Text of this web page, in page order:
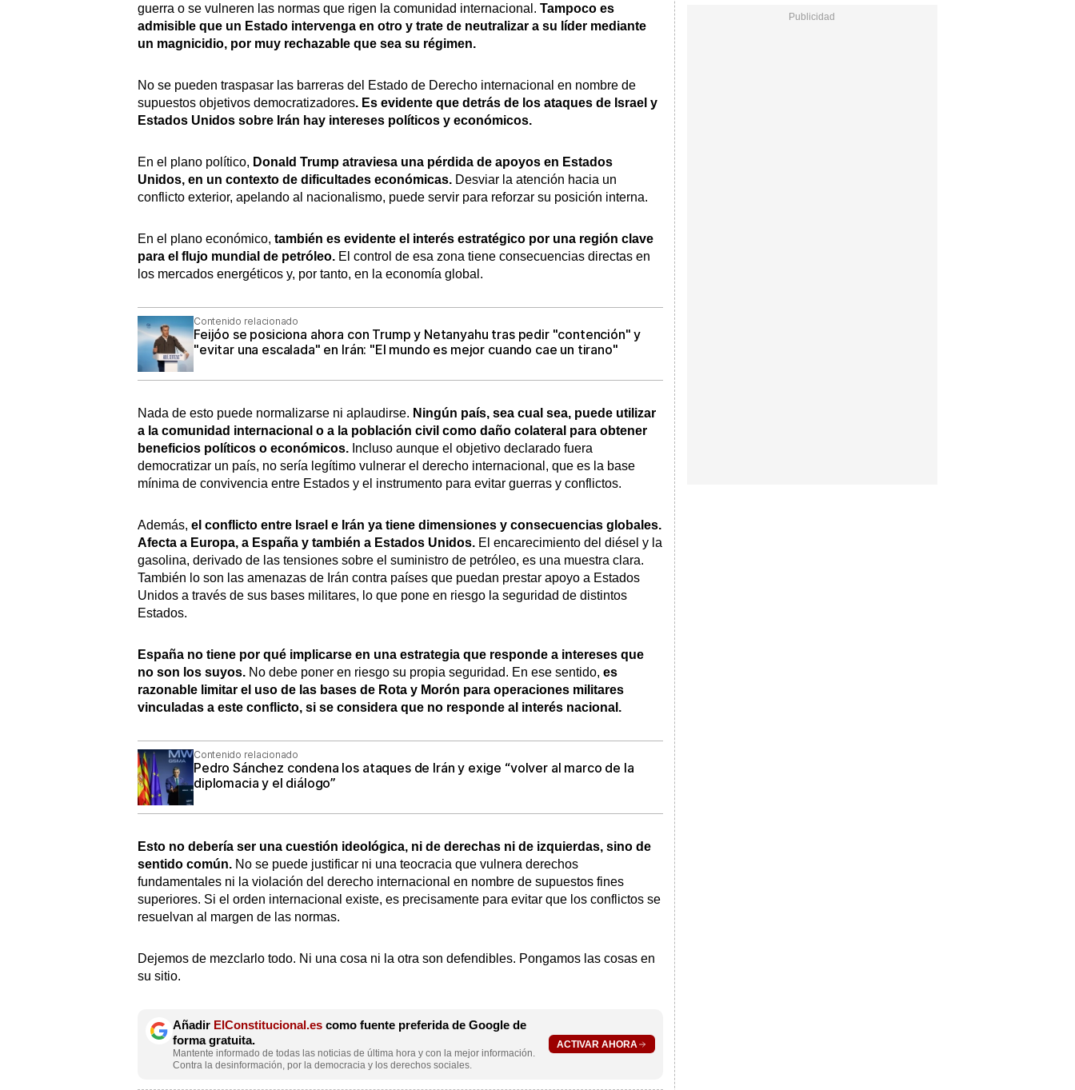
guerra o se vulneren las normas que rigen la comunidad internacional. Tampoco es
admisible que un Estado intervenga en otro y trate de neutralizar a su líder mediante
un magnicidio, por muy rechazable que sea su régimen.
No se pueden traspasar las barreras del Estado de Derecho internacional en nombre de
supuestos objetivos democratizadores. Es evidente que detrás de los ataques de Israel y
Estados Unidos sobre Irán hay intereses políticos y económicos.
En el plano político, Donald Trump atraviesa una pérdida de apoyos en Estados
Unidos, en un contexto de dificultades económicas. Desviar la atención hacia un
conflicto exterior, apelando al nacionalismo, puede servir para reforzar su posición interna.
En el plano económico, también es evidente el interés estratégico por una región clave
para el flujo mundial de petróleo. El control de esa zona tiene consecuencias directas en
los mercados energéticos y, por tanto, en la economía global.
Contenido relacionado
Feijóo se posiciona ahora con Trump y Netanyahu tras pedir "contención" y
"evitar una escalada" en Irán: "El mundo es mejor cuando cae un tirano"
Nada de esto puede normalizarse ni aplaudirse. Ningún país, sea cual sea, puede utilizar
a la comunidad internacional o a la población civil como daño colateral para obtener
beneficios políticos o económicos. Incluso aunque el objetivo declarado fuera
democratizar un país, no sería legítimo vulnerar el derecho internacional, que es la base
mínima de convivencia entre Estados y el instrumento para evitar guerras y conflictos.
Además, el conflicto entre Israel e Irán ya tiene dimensiones y consecuencias globales.
Afecta a Europa, a España y también a Estados Unidos. El encarecimiento del diésel y la
gasolina, derivado de las tensiones sobre el suministro de petróleo, es una muestra clara.
También lo son las amenazas de Irán contra países que puedan prestar apoyo a Estados
Unidos a través de sus bases militares, lo que pone en riesgo la seguridad de distintos
Estados.
España no tiene por qué implicarse en una estrategia que responde a intereses que
no son los suyos. No debe poner en riesgo su propia seguridad. En ese sentido, es
razonable limitar el uso de las bases de Rota y Morón para operaciones militares
vinculadas a este conflicto, si se considera que no responde al interés nacional.
Contenido relacionado
Pedro Sánchez condena los ataques de Irán y exige “volver al marco de la
diplomacia y el diálogo”
Esto no debería ser una cuestión ideológica, ni de derechas ni de izquierdas, sino de
sentido común. No se puede justificar ni una teocracia que vulnera derechos
fundamentales ni la violación del derecho internacional en nombre de supuestos fines
superiores. Si el orden internacional existe, es precisamente para evitar que los conflictos se
resuelvan al margen de las normas.
Dejemos de mezclarlo todo. Ni una cosa ni la otra son defendibles. Pongamos las cosas en
su sitio.
Añadir ElConstitucional.es como fuente preferida de Google de
forma gratuita.
Mantente informado de todas las noticias de última hora y con la mejor información.
Contra la desinformación, por la democracia y los derechos sociales.
ACTIVAR AHORA